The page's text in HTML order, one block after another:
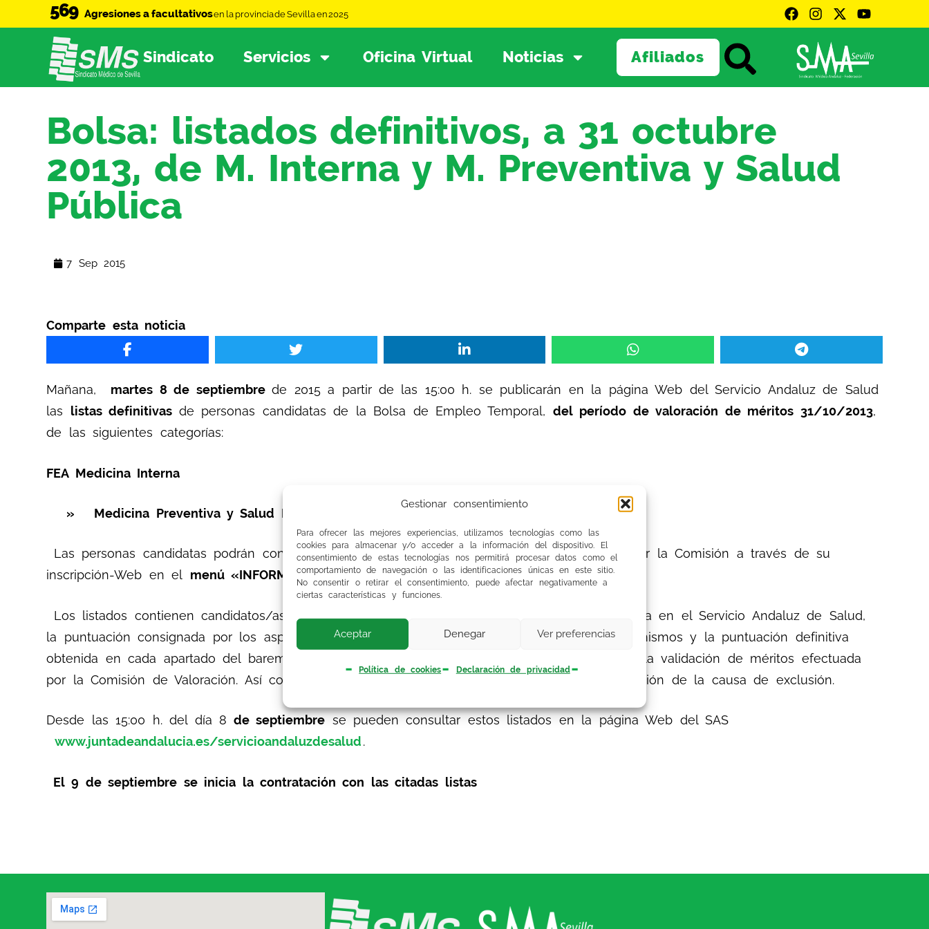
Gestionar consentimiento
Para ofrecer las mejores experiencias, utilizamos tecnologías como las
cookies para almacenar y/o acceder a la información del dispositivo. El
consentimiento de estas tecnologías nos permitirá procesar datos como el
comportamiento de navegación o las identificaciones únicas en este sitio.
No consentir o retirar el consentimiento, puede afectar negativamente a
ciertas características y funciones.
Aceptar Denegar Ver preferencias
Política de cookies Declaración de privacidad
Agresiones a facultativosen la provincia de Sevilla en 2025
569
Sindicato Servicios Oficina Virtual Noticias Afiliados
Bolsa: listados definitivos, a 31 octubre
2013, de M. Interna y M. Preventiva y Salud
Pública
7 Sep 2015
Comparte esta noticia
Mañana, martes 8 de septiembre de 2015 a partir de las 15:00 h. se publicarán en la página Web del Servicio Andaluz de Salud
las listas definitivas de personas candidatas de la Bolsa de Empleo Temporal, del período de valoración de méritos 31/10/2013,
de las siguientes categorías:
FEA Medicina Interna
» Medicina Preventiva y Salud Pública
Las personas candidatas podrán consultar la puntuación definitiva y los méritos valorados por la Comisión a través de su
inscripción-Web en el menú «INFORMES»en el icono«HISTORICO BAREMOS».
Los listados contienen candidatos/as, ordenados por baremo, con indicación de la experiencia en el Servicio Andaluz de Salud,
la puntuación consignada por los aspirantes en el autobaremo de méritos alegados por los mismos y la puntuación definitiva
obtenida en cada apartado del baremo (Experiencia No SAS, Formación y Otros méritos) tras la validación de méritos efectuada
por la Comisión de Valoración. Así como listados definitivos de personas excluidas con indicación de la causa de exclusión.
Desde las 15:00 h. del día 8 de septiembre se pueden consultar estos listados en la página Web del SAS
www.juntadeandalucia.es/servicioandaluzdesalud.
El 9 de septiembre se inicia la contratación con las citadas listas